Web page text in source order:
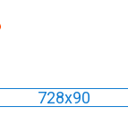
728x90